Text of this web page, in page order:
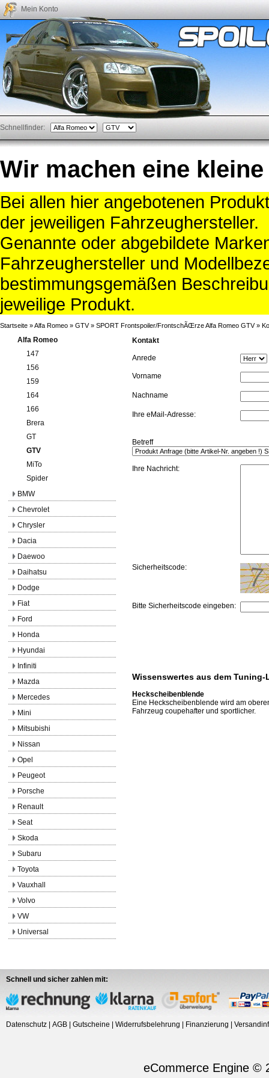
Mein Konto
Schnellfinder:
Wir machen eine kleine
Bei allen hier angebotenen
der jeweiligen Fahrzeughersteller.
Genannte oder abgebildete
Fahrzeughersteller und
bestimmungsgemäßen
jeweilige Produkt.
Startseite »Alfa Romeo » GTV» SPORT Frontspoiler/FrontschÃŒrze Alfa Romeo GTV»
Kontakt
Anrede
Vorname
Nachname
Ihre eMail-Adresse:
Betreff
Ihre Nachricht:
Sicherheitscode:
Bitte Sicherheitscode eingeben:
Wissenswertes aus dem
Heckscheibenblende
Eine Heckscheibenblende wird am
Fahrzeug coupehafter und sportlicher.
Alfa Romeo
147
156
159
164
166
Brera
GT
GTV
MiTo
Spider
BMW
Chevrolet
Chrysler
Dacia
Daewoo
Daihatsu
Dodge
Fiat
Ford
Honda
Hyundai
Infiniti
Mazda
Mercedes
Mini
Mitsubishi
Nissan
Opel
Peugeot
Porsche
Renault
Seat
Skoda
Subaru
Toyota
Vauxhall
Volvo
VW
Universal
Schnell und sicher zahlen mit:
Datenschutz | AGB | Gutscheine | Widerrufsbelehrung | Finanzierung |
eCommerce Engine ©